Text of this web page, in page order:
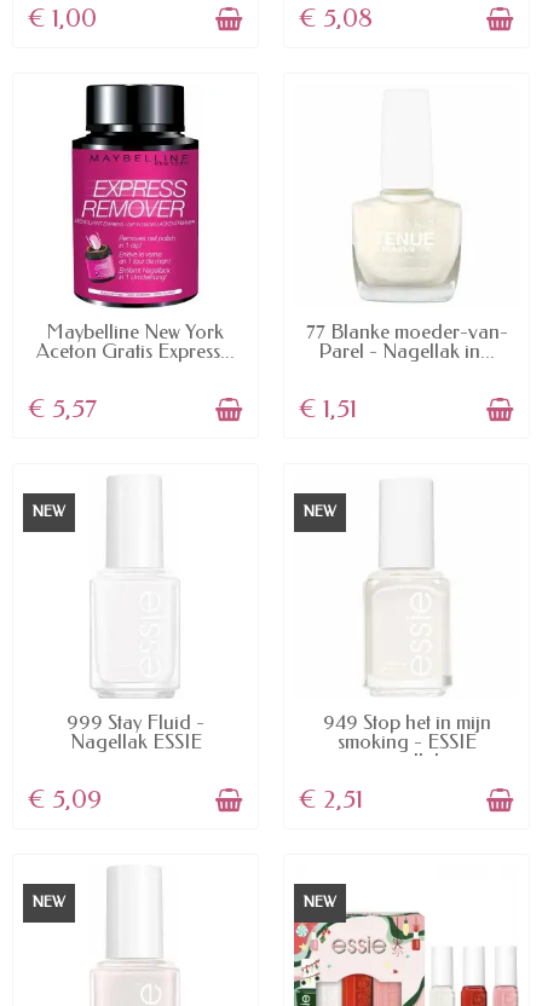
€ 1,00 € 5,08
AVAILABLE
Maybelline New York
Aceton Gratis Express...
€ 5,57
AVAILABLE
77 Blanke moeder-van-
Parel - Nagellak in...
€ 1,51
NEW
AVAILABLE
999 Stay Fluid -
Nagellak ESSIE
€ 5,09
NEW
AVAILABLE
949 Stop het in mijn
smoking - ESSIE
nagellak
€ 2,51
NEW NEW